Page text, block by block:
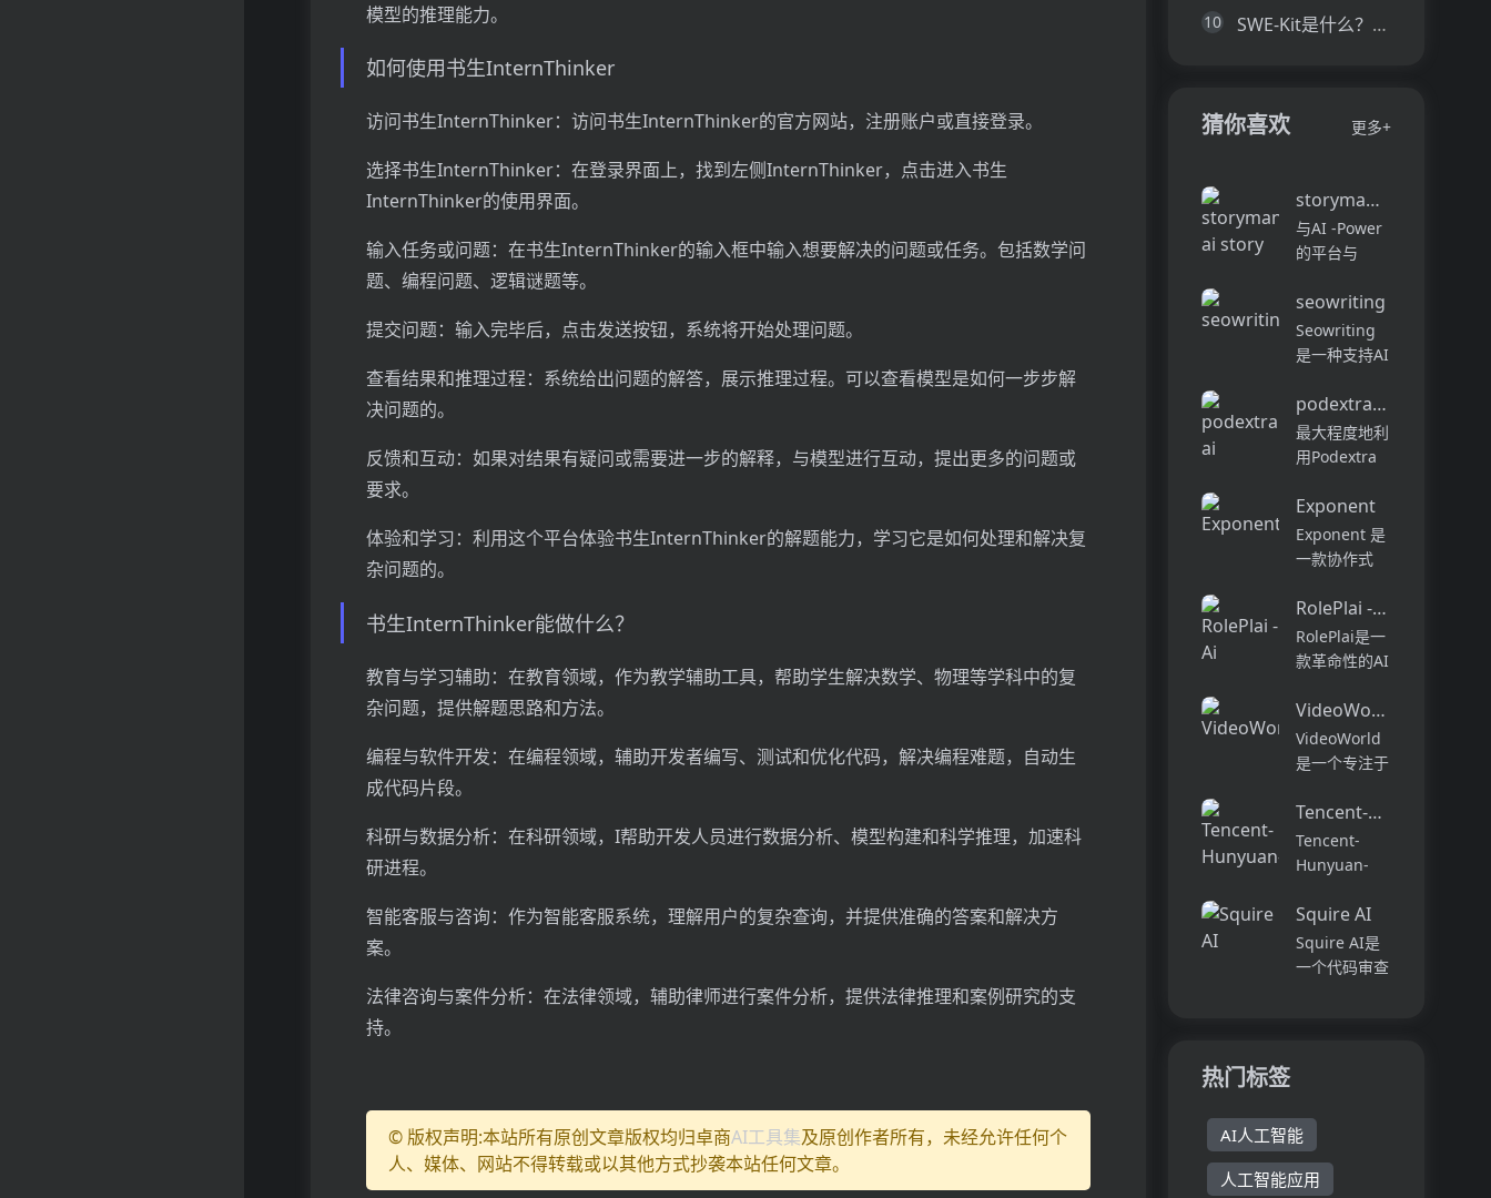
模型的推理能力。
如何使用书生InternThinker
访问书生InternThinker：访问书生InternThinker的官方网站，注册账户或直接登录。
选择书生InternThinker：在登录界面上，找到左侧InternThinker，点击进入书生
InternThinker的使用界面。
输入任务或问题：在书生InternThinker的输入框中输入想要解决的问题或任务。包括数学问
题、编程问题、逻辑谜题等。
提交问题：输入完毕后，点击发送按钮，系统将开始处理问题。
查看结果和推理过程：系统给出问题的解答，展示推理过程。可以查看模型是如何一步步解
决问题的。
反馈和互动：如果对结果有疑问或需要进一步的解释，与模型进行互动，提出更多的问题或
要求。
体验和学习：利用这个平台体验书生InternThinker的解题能力，学习它是如何处理和解决复
杂问题的。
书生InternThinker能做什么？
教育与学习辅助：在教育领域，作为教学辅助工具，帮助学生解决数学、物理等学科中的复
杂问题，提供解题思路和方法。
编程与软件开发：在编程领域，辅助开发者编写、测试和优化代码，解决编程难题，自动生
成代码片段。
科研与数据分析：在科研领域，I帮助开发人员进行数据分析、模型构建和科学推理，加速科
研进程。
智能客服与咨询：作为智能客服系统，理解用户的复杂查询，并提供准确的答案和解决方
案。
法律咨询与案件分析：在法律领域，辅助律师进行案件分析，提供法律推理和案例研究的支
持。
© 版权声明:本站所有原创文章版权均归卓商AI工具集及原创作者所有，未经允许任何个
人、媒体、网站不得转载或以其他方式抄袭本站任何文章。
10 SWE-Kit是什么？一文让你看懂SWE-Kit的技术原理、主要功能、应用场景
猜你喜欢 更多+
storymania ai story
与AI -Power
的平台与
进行工艺吸引
人的故事，旨
在协助各个级
干净，无广告
的环境中享受
无缝的编辑和
类型定制。在
创纪录...
seowriting
Seowriting
是一种支持AI
可简化创建
SEO优化文
章，博客文章
程。它与48
种语言兼容，
可以通过其1
键解决方案来
快速准确地
podextra ai
最大程度地利
用Podextra
验。这种开创
性的工具利用
AI技术为您喜
成绩单，摘
要，思维地
图，大纲，亮
点和外卖。通
过快速浏览
Exponent
Exponent 是
一款协作式
理，旨在提升
软件开发的效
率与体验。它
境中工作，从
代码的探索到
部署，能够帮
助开发者自动
化复杂的编...
RolePlai - Ai Chatbots
RolePlai是一
款革命性的AI
用程序，具有
世界上最先进
的AI技术，让
真人交谈。这
款前沿的应用
程序允许您立
即创建任何名
人、公...
VideoWorld
VideoWorld
是一个专注于
（无标签视
频）中学习复
杂知识的深度
通过自回归视
频生成技术，
探索如何仅通
过视觉信息学
Tencent-Hunyuan-
Tencent-
Hunyuan-
大模型）是由
腾讯推出的业
界领先的开源
Squire AI
Squire AI是
一个代码审查
遵循团队的最
佳实践。用户
可以自定义规
则，Squire
热门标签
AI人工智能
人工智能应用